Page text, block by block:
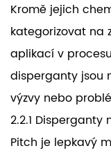
Kromě jejich
kategorizovat na
aplikací v
disperganty jsou
výzvy nebo
2.2.1 Disperganty
Pitch je lepkavý